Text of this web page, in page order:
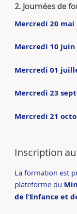
2. Journées de
Mercredi 20 mai
Mercredi 10 juin
Mercredi 01
Mercredi 23
Mercredi 21
Inscription
La formation est
plateforme du
de l’Enfance et